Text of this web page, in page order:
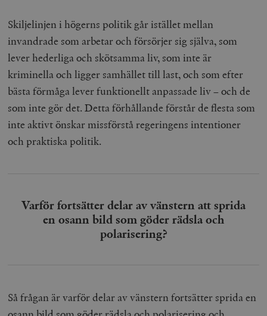
Skiljelinjen i högerns politik går istället mellan
invandrade som arbetar och försörjer sig själva, som
lever hederliga och skötsamma liv, som inte är
kriminella och ligger samhället till last, och som efter
bästa förmåga lever funktionellt anpassade liv – och de
som inte gör det. Detta förhållande förstår de flesta som
inte aktivt önskar missförstå regeringens intentioner
och praktiska politik.
Varför fortsätter delar av vänstern att sprida
en osann bild som göder rädsla och
polarisering?
Så frågan är varför delar av vänstern fortsätter sprida en